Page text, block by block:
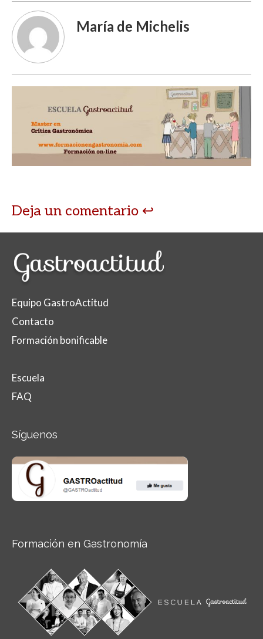
María de Michelis
Deja un comentario
Equipo GastroActitud
Contacto
Formación bonificable
Escuela
FAQ
Síguenos
Formación en Gastronomía